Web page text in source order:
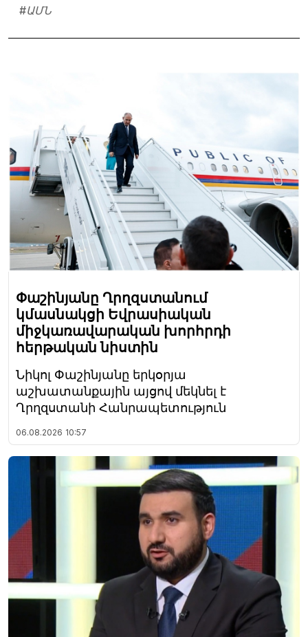
#ԱՄՆ
Փաշինյանը Ղրղզստանում
կմասնակցի Եվրասիական
միջկառավարական խորհրդի
հերթական նիստին
Նիկոլ Փաշինյանը երկօրյա
աշխատանքային այցով մեկնել է
Ղրղզստանի Հանրապետություն
06.08.2026 10:57